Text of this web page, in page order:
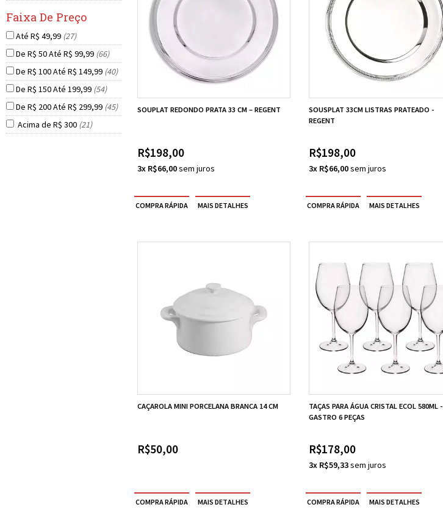
Até R$ 49,99 (27)
De R$ 50 Até R$ 99,99 (66)
De R$ 100 Até R$ 149,99 (40)
De R$ 150 Até 199,99 (54)
De R$ 200 Até R$ 299,99 (45)
Acima de R$ 300 (21)
SOUPLAT REDONDO PRATA 33 CM – REGENT
R$198,00
3x R$66,00
SOUSPLAT 33CM LISTRAS PRATEADO -
REGENT
R$198,00
3x R$66,00
CAÇAROLA MINI PORCELANA BRANCA 14 CM
R$50,00
TAÇAS PARA ÁGUA CRISTAL ECOL 580ML -
GASTRO 6 PEÇAS
R$178,00
3x R$59,33